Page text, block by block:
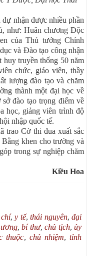
nhận được nhiều phần
như: Huân chương Độc
của Thủ tướng Chính
và Đào tạo công nhận
huy truyền thống 50 năm
chức, giáo viên, thầy
lượng đào tạo và chăm
thành một đại học về
đào tạo trọng điểm về
học, giảng viên trình độ
nhập quốc tế.
trao Cờ thi đua xuất sắc
khen cho trường và
trong sự nghiệp chăm
Kiều Hoa
,y tế,thái nguyên,đại
,bí thư,chủ tịch,ủy
thuộc, chủ nhiệm,tỉnh